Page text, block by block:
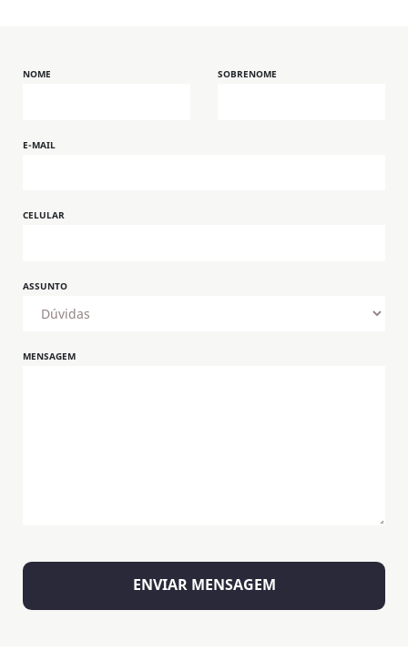
NOME SOBRENOME
E-MAIL
CELULAR
ASSUNTO
MENSAGEM